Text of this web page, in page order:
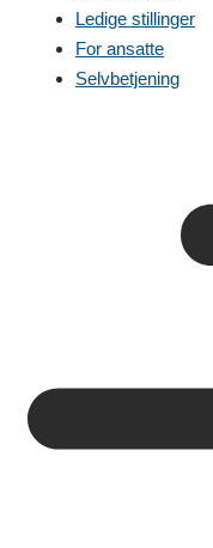
Ledige stillinger
For ansatte
Selvbetjening